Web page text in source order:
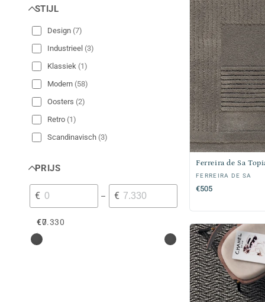
STIJL
Design (7)
Industrieel (3)
Klassiek (1)
Modern (58)
Oosters (2)
Retro (1)
Scandinavisch (3)
PRIJS
€ – €
€0
€7.330
Ferreira de Sa
Verkoper:
FERREIRA DE SA
Normale
€505